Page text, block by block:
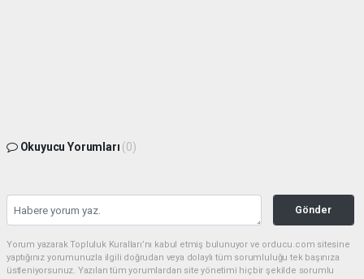
Okuyucu Yorumları (0)
Gönder
Yorum yazarak Topluluk Kuralları’nı kabul etmiş bulunuyor ve orducu.com sitesine
yaptığınız yorumunuzla ilgili doğrudan veya dolaylı tüm sorumluluğu tek başınıza
üstleniyorsunuz. Yazılan tüm yorumlardan site yönetimi hiçbir şekilde sorumlu